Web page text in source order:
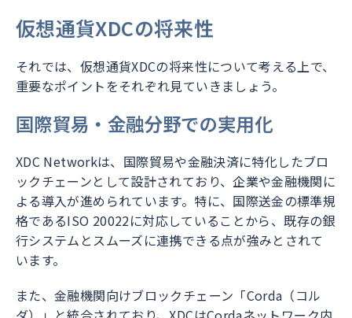
仮想通貨XDCの将来性
それでは、仮想通貨XDCの将来性について考える上で、
重要なポイントをそれぞれ見ていきましょう。
国際貿易・金融分野での実用化
XDC Networkは、国際貿易や金融決済に特化したブロ
ックチェーンとして設計されており、企業や金融機関に
よる導入が進められています。特に、国際送金の標準規
格であるISO 20022に対応していることから、既存の銀
行システムとスムーズに連携できる点が強みとされて
います。
また、金融機関向けブロックチェーン「Corda（コル